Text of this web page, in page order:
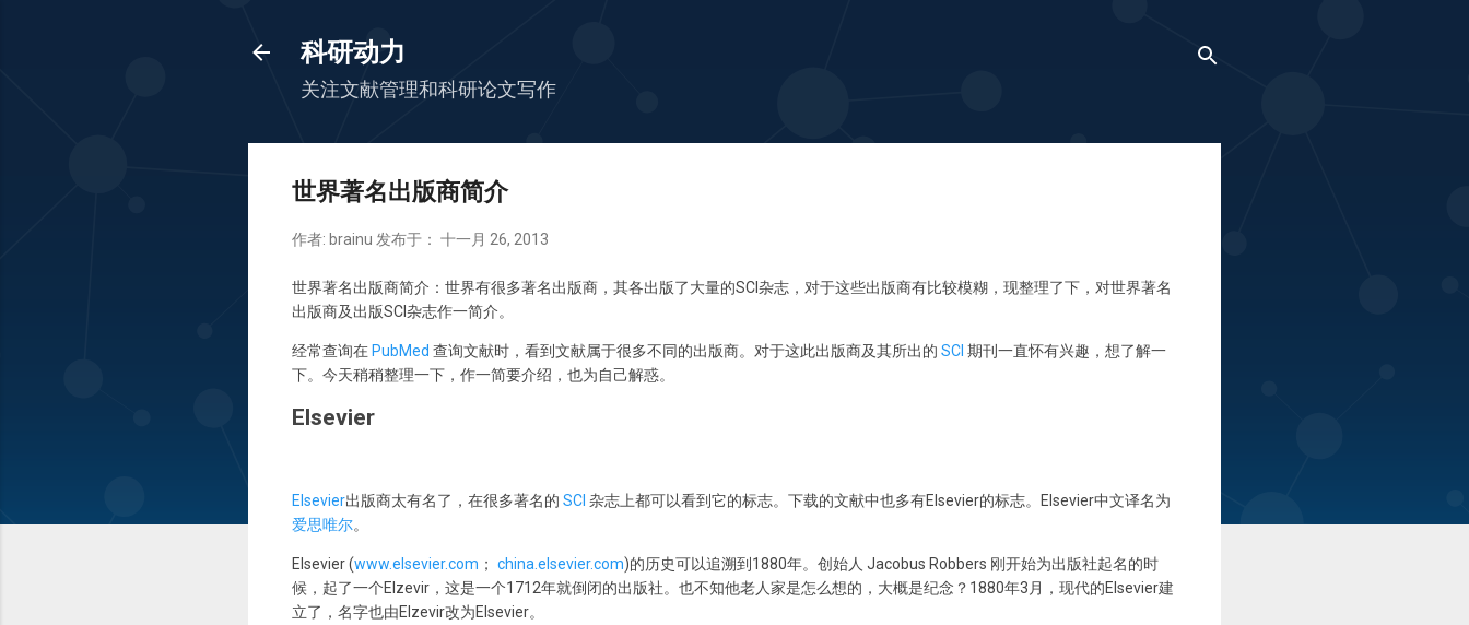
科研动力
关注文献管理和科研论文写作
世界著名出版商简介
作者: brainu 发布于： 十一月 26, 2013
世界著名出版商简介：世界有很多著名出版商，其各出版了大量的SCI杂志，对于这些出版商有比较模糊，现整理了下，对世界著名
出版商及出版SCI杂志作一简介。
经常查询在 PubMed 查询文献时，看到文献属于很多不同的出版商。对于这此出版商及其所出的 SCI 期刊一直怀有兴趣，想了解一
下。今天稍稍整理一下，作一简要介绍，也为自己解惑。
Elsevier
Elsevier出版商太有名了，在很多著名的 SCI 杂志上都可以看到它的标志。下载的文献中也多有Elsevier的标志。Elsevier中文译名为
爱思唯尔。
Elsevier (www.elsevier.com ； china.elsevier.com)的历史可以追溯到1880年。创始人 Jacobus Robbers 刚开始为出版社起名的时
候，起了一个Elzevir，这是一个1712年就倒闭的出版社。也不知他老人家是怎么想的，大概是纪念？1880年3月，现代的Elsevier建
立了，名字也由Elzevir改为Elsevier。